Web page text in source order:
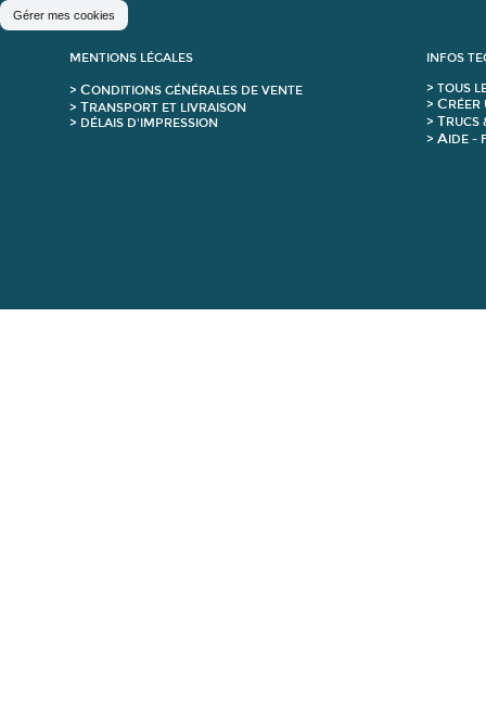
Gérer mes cookies
MENTIONS LÉGALES INFOS
> CONDITIONS GÉNÉRALES DE VENTE
> TRANSPORT ET LIVRAISON
> DÉLAIS D'IMPRESSION
> TOUS
> CRÉER
> TRUCS
> AIDE -